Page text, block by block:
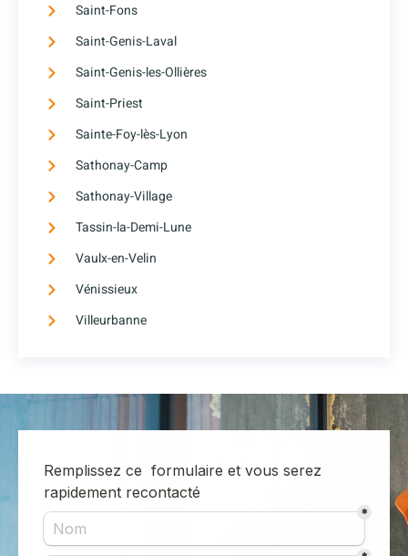
Saint-Fons
Saint-Genis-Laval
Saint-Genis-les-Ollières
Saint-Priest
Sainte-Foy-lès-Lyon
Sathonay-Camp
Sathonay-Village
Tassin-la-Demi-Lune
Vaulx-en-Velin
Vénissieux
Villeurbanne